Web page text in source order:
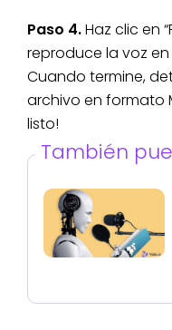
Paso 4.Haz clic en
reproduce la voz
Cuando termine,
archivo en formato
listo!
También